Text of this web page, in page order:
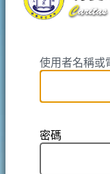
使用者名稱或
密碼